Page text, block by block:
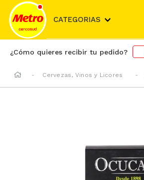
CATEGORIAS
¿Cómo quieres recibir tu pedido?
Cervezas, Vinos y Licores